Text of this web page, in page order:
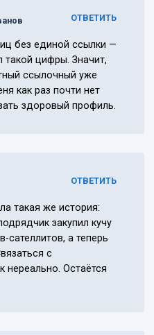
ОТВЕТИТЬ
без единой ссылки —
такой цифры. Значит,
ссылочный уже
как раз почти нет
здоровый профиль.
ОТВЕТИТЬ
такая же история:
закупил кучу
а теперь
с
нереально. Остаётся